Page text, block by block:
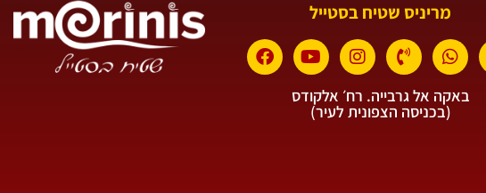
מריניס שטיח בסטייל
באקה אל גרבייה. רח׳ אלקודס
(בכניסה הצפונית לעיר)